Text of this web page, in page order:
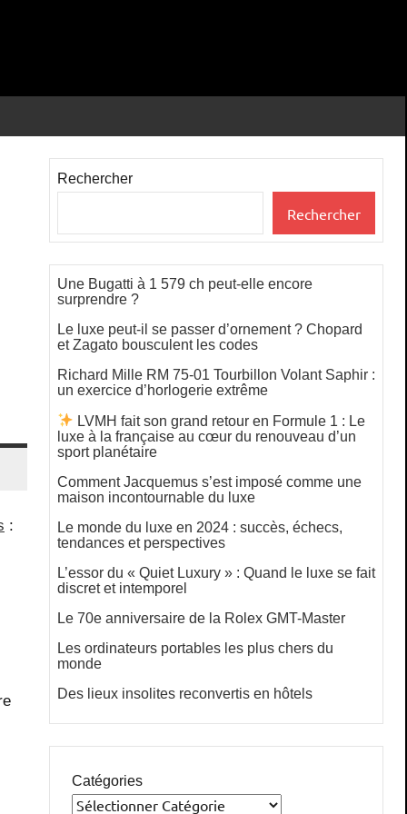
:
Rechercher
Rechercher
Une Bugatti à 1 579 ch peut-elle encore
surprendre ?
Le luxe peut-il se passer d’ornement ? Chopard
et Zagato bousculent les codes
Richard Mille RM 75-01 Tourbillon Volant Saphir :
un exercice d’horlogerie extrême
LVMH fait son grand retour en Formule 1 : Le
luxe à la française au cœur du renouveau d’un
sport planétaire
Comment Jacquemus s’est imposé comme une
maison incontournable du luxe
Le monde du luxe en 2024 : succès, échecs,
tendances et perspectives
L’essor du « Quiet Luxury » : Quand le luxe se fait
discret et intemporel
Le 70e anniversaire de la Rolex GMT-Master
Les ordinateurs portables les plus chers du
monde
Des lieux insolites reconvertis en hôtels
Catégories